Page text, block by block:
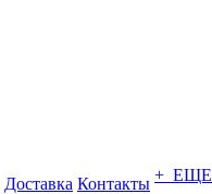
Доставка Контакты + ЕЩЕ